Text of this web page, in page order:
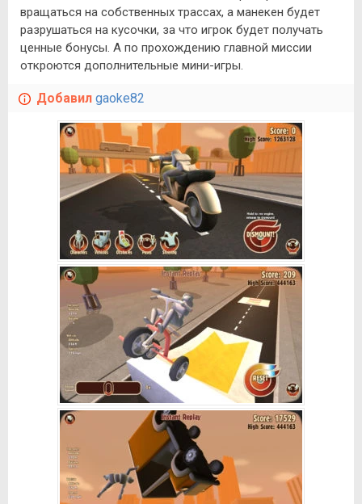
вращаться на собственных трассах, а манекен будет
разрушаться на кусочки, за что игрок будет получать
ценные бонусы. А по прохождению главной миссии
откроются дополнительные мини-игры.
Добавил gaoke82